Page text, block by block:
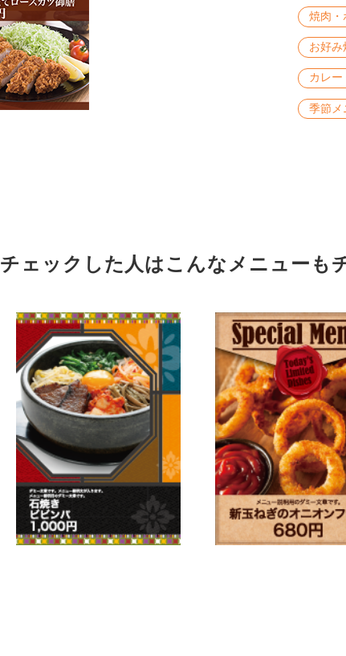
焼肉・
お好み
カレー
季節メ
チェックした人はこんなメニューも